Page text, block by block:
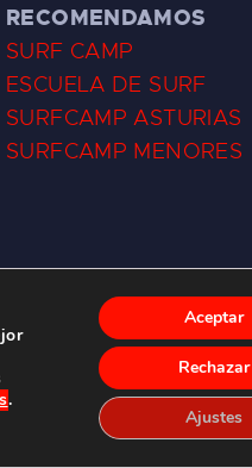
RECOMENDAMOS
SURF CAMP
ESCUELA DE SURF
SURFCAMP ASTURIAS
SURFCAMP MENORES
(ASTURIAS)
.
Aceptar
Rechazar
Ajustes